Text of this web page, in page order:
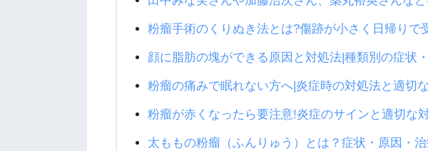
粉瘤手術のくりぬき法とは?傷跡が小さく日帰りで
顔に脂肪の塊ができる原因と対処法|種類別の症状
粉瘤の痛みで眠れない方へ|炎症時の対処法と適切
粉瘤が赤くなったら要注意!炎症のサインと適切な
太ももの粉瘤（ふんりゅう）とは？症状・原因・